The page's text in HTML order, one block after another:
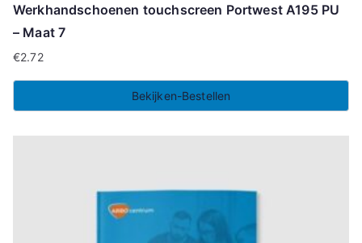
Werkhandschoenen touchscreen Portwest A195 PU
– Maat 7
€2.72
Bekijken-Bestellen